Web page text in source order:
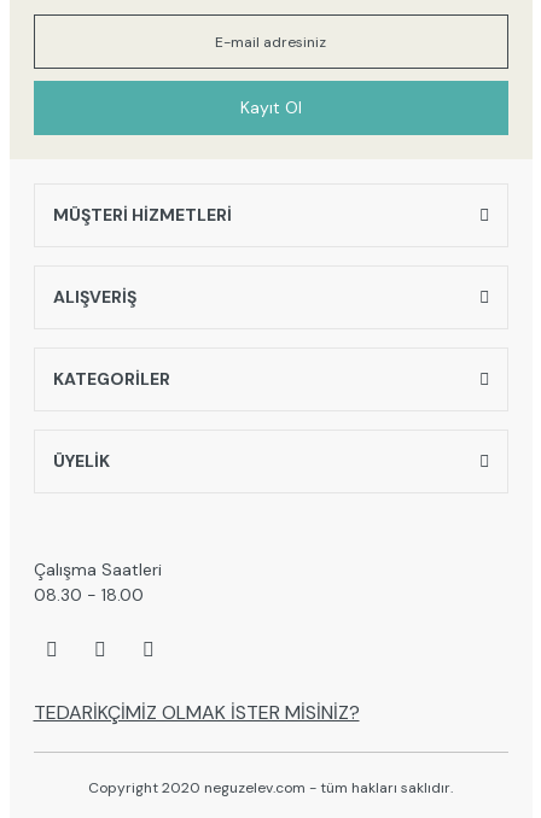
Kayıt Ol
MÜŞTERİ HİZMETLERİ
ALIŞVERİŞ
KATEGORİLER
ÜYELİK
Çalışma Saatleri
08.30 - 18.00
TEDARİKÇİMİZ OLMAK İSTER MİSİNİZ?
Copyright 2020 neguzelev.com - tüm hakları saklıdır.